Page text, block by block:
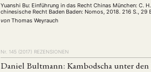
Yuanshi Bu: Einführung in das Recht Chinas München: C.
chinesische Recht Baden Baden: Nomos, 2018. 216 S., 29
von Thomas Weyrauch
Nr. 145 (2017) REZENSIONEN
Daniel Bultmann: Kambodscha unter